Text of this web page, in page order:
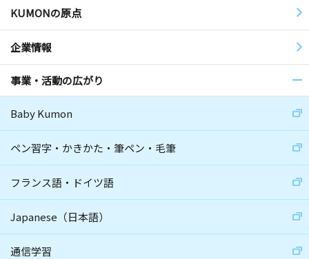
KUMONの原点
企業情報
事業・活動の広がり
Baby Kumon
ペン習字・かきかた・筆ペン・毛筆
フランス語・ドイツ語
Japanese（日本語）
通信学習